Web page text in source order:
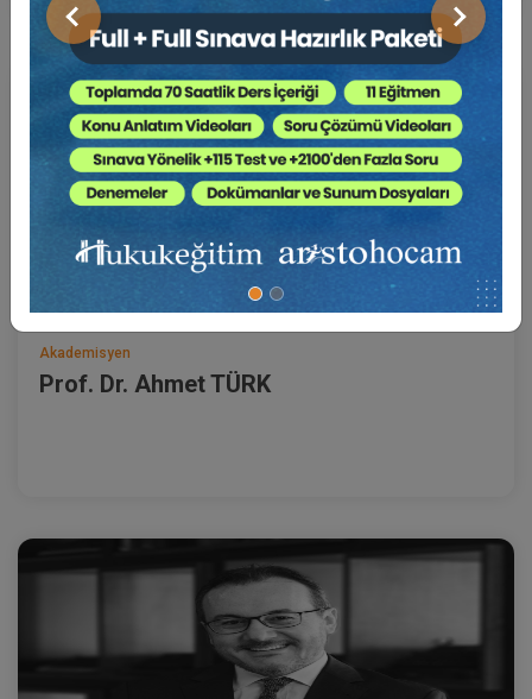
Önceki Sonraki
Akademisyen
Prof. Dr. Ahmet TÜRK